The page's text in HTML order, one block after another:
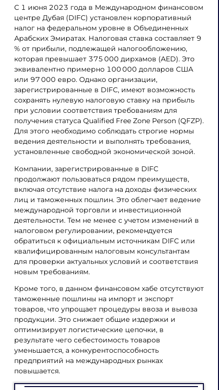
С 1 июня 2023 года в Международном финансовом
центре Дубая (DIFC) установлен корпоративный
налог на федеральном уровне в Объединенных
Арабских Эмиратах. Налоговая ставка составляет 9
% от прибыли, подлежащей налогообложению,
которая превышает 375 000 дирхамов (AED). Это
эквивалентно примерно 100 000 долларов США
или 97 000 евро. Однако организации,
зарегистрированные в DIFC, имеют возможность
сохранять нулевую налоговую ставку на прибыль
при условии соответствия требованиям для
получения статуса Qualified Free Zone Person (QFZP).
Для этого необходимо соблюдать строгие нормы
ведения деятельности и выполнять требования,
установленные свободной экономической зоной.
Компании, зарегистрированные в DIFC
продолжают пользоваться рядом преимуществ,
включая отсутствие налога на доходы физических
лиц и таможенных пошлин. Это облегчает ведение
международной торговли и инвестиционной
деятельности. Тем не менее с учетом изменений в
налоговом регулировании, рекомендуется
обратиться к официальным источникам DIFC или
квалифицированным налоговым консультантам
для проверки актуальных условий и соответствия
новым требованиям.
Кроме того, в данном финансовом хабе отсутствуют
таможенные пошлины на импорт и экспорт
товаров, что упрощает процедуры ввоза и вывоза
продукции. Это снижает общие издержки и
оптимизирует логистические цепочки, в
результате чего себестоимость товаров
уменьшается, а конкурентоспособность
предприятий на международных рынках
повышается.